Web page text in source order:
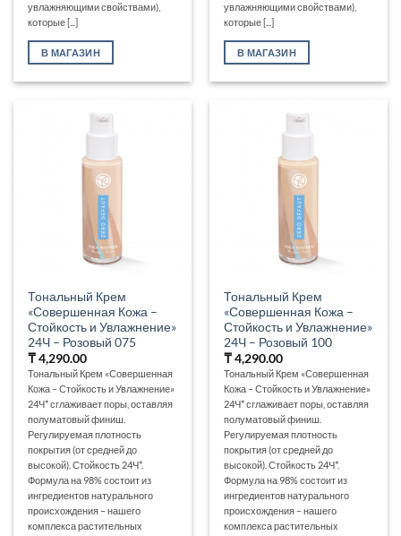
увлажняющими свойствами),
которые [...]
В МАГАЗИН
увлажняющими свойствами),
которые [...]
В МАГАЗИН
Тональный Крем
«Совершенная Кожа –
Стойкость и Увлажнение»
24Ч – Розовый 075
₸4,290.00
Тональный Крем «Совершенная
Кожа – Стойкость и Увлажнение»
24Ч* сглаживает поры, оставляя
полуматовый финиш.
Регулируемая плотность
покрытия (от средней до
высокой). Стойкость 24Ч*.
Формула на 98% состоит из
ингредиентов натурального
происхождения – нашего
комплекса растительных
Тональный Крем
«Совершенная Кожа –
Стойкость и Увлажнение»
24Ч – Розовый 100
₸4,290.00
Тональный Крем «Совершенная
Кожа – Стойкость и Увлажнение»
24Ч* сглаживает поры, оставляя
полуматовый финиш.
Регулируемая плотность
покрытия (от средней до
высокой). Стойкость 24Ч*.
Формула на 98% состоит из
ингредиентов натурального
происхождения – нашего
комплекса растительных